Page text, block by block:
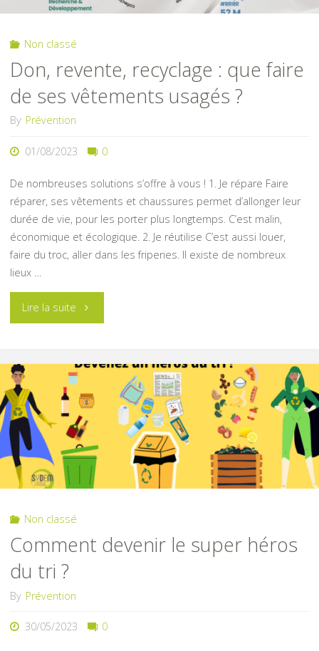
Non classé
Don, revente, recyclage : que faire
de ses vêtements usagés ?
By Prévention
01/08/2023 0
De nombreuses solutions s’offre à vous ! 1. Je répare Faire
réparer, ses vêtements et chaussures permet d’allonger leur
durée de vie, pour les porter plus longtemps. C’est malin,
économique et écologique. 2. Je réutilise C’est aussi louer,
faire du troc, aller dans les friperies. Il existe de nombreux
lieux …
Lire la suite"Don,
recyclage
que
faire
de
ses
vêtements
Non classé
Comment devenir le super héros
du tri ?
By Prévention
30/05/2023 0